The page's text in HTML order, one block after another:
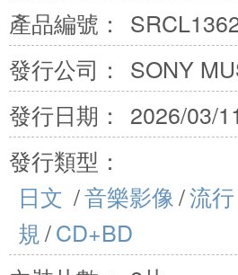
產品編號：
發行公司：
SONY
發行日期：
2026/03/11
發行類型：
日文 /音樂影像/流行
規/CD+BD